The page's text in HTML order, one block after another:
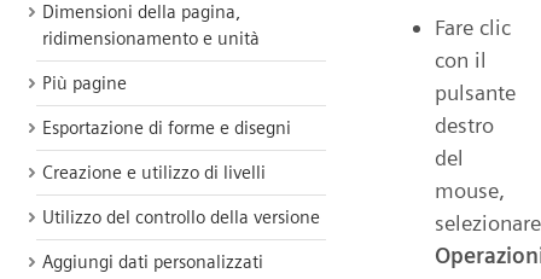
Dimensioni della pagina,
ridimensionamento e unità
Più pagine
Esportazione di forme e disegni
Creazione e utilizzo di livelli
Utilizzo del controllo della versione
Aggiungi dati personalizzati
Fare clic
con il
pulsante
destro
del
mouse,
selezionare